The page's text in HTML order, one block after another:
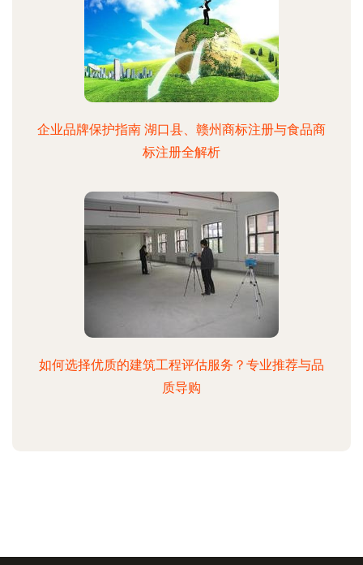
企业品牌保护指南 湖口县、赣州商标注册与食品商
标注册全解析
如何选择优质的建筑工程评估服务？专业推荐与品
质导购